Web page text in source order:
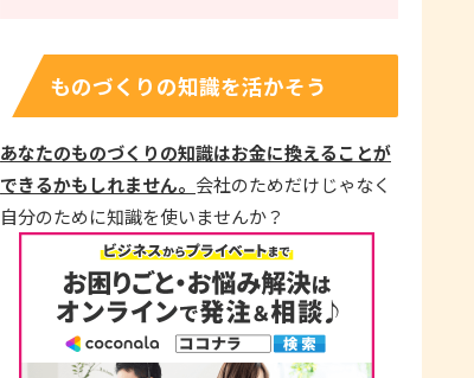
ものづくりの知識を活かそう
あなたのものづくりの知識はお金に換えることが
できるかもしれません。 会社のためだけじゃなく
自分のために知識を使いませんか？